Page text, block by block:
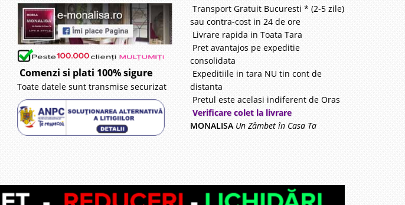
Comenzi si plati 100% sigure
Toate datele sunt transmise securizat
Transport Gratuit Bucuresti * (2-5 zile)
sau contra-cost in 24 de ore
Livrare rapida in Toata Tara
Pret avantajos pe expeditie
consolidata
Expeditiile in tara NU tin cont de
distanta
Pretul este acelasi indiferent de Oras
Verificare colet la livrare
MONALISA Un Zâmbet în Casa Ta